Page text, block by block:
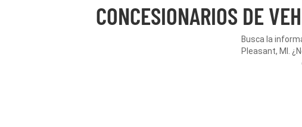
CONCESIONARIOS DE
Busca la
Pleasant, MI.